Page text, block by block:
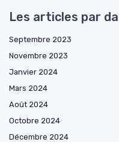
Les articles par
Septembre 2023
Novembre 2023
Janvier 2024
Mars 2024
Août 2024
Octobre 2024
Décembre 2024